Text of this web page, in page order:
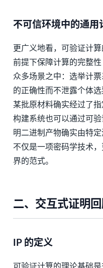
不可信环境中的通用
更广义地看，可验证计
前提下保障计算的完整
众多场景之中：选举计
的正确性而不泄露个体
某批原材料确实经过了
构建系统也可以通过可
明二进制产物确实由特
不仅是一项密码学技术
界的范式。
二、交互式证明
IP 的定义
可验证计算的理论基础是